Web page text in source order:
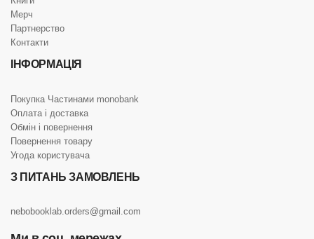
Мерч
Партнерство
Контакти
ІНФОРМАЦІЯ
Покупка Частинами monobank
Оплата і доставка
Обмін і повернення
Повернення товару
Угода користувача
З ПИТАНЬ ЗАМОВЛЕНЬ
nebobooklab.orders@gmail.com